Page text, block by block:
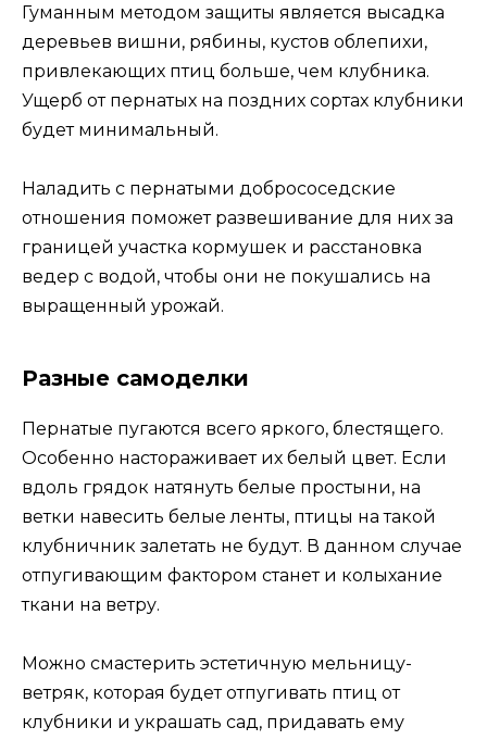
Гуманным методом защиты является высадка
деревьев вишни, рябины, кустов облепихи,
привлекающих птиц больше, чем клубника.
Ущерб от пернатых на поздних сортах клубники
будет минимальный.
Наладить с пернатыми добрососедские
отношения поможет развешивание для них за
границей участка кормушек и расстановка
ведер с водой, чтобы они не покушались на
выращенный урожай.
Разные самоделки
Пернатые пугаются всего яркого, блестящего.
Особенно настораживает их белый цвет. Если
вдоль грядок натянуть белые простыни, на
ветки навесить белые ленты, птицы на такой
клубничник залетать не будут. В данном случае
отпугивающим фактором станет и колыхание
ткани на ветру.
Можно смастерить эстетичную мельницу-
ветряк, которая будет отпугивать птиц от
клубники и украшать сад, придавать ему